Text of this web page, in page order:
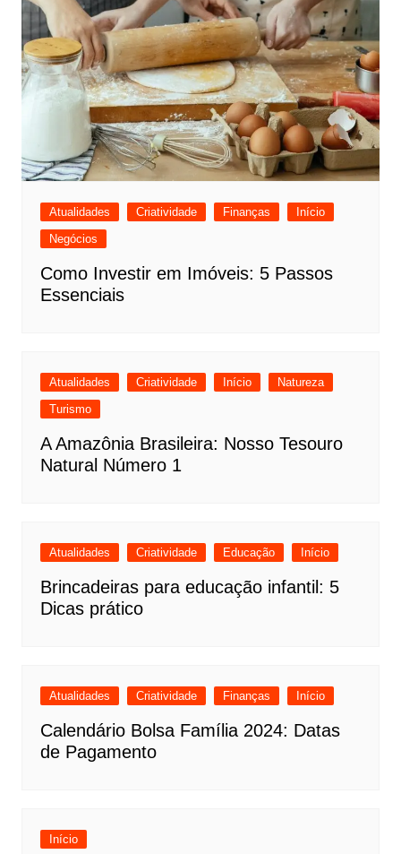
Atualidades Criatividade Finanças
Início
Negócios
Como Investir em Imóveis: 5 Passos
Essenciais
Atualidades Criatividade Início
Natureza
Turismo
A Amazônia Brasileira: Nosso Tesouro
Natural Número 1
Atualidades Criatividade Educação Início
Brincadeiras para educação infantil: 5
Dicas prático
Atualidades Criatividade Finanças Início
Calendário Bolsa Família 2024: Datas
de Pagamento
Início